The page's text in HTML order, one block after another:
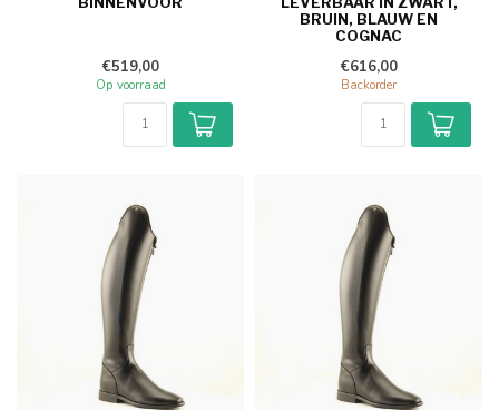
€519,00
Op voorraad
BRUIN, BLAUW EN
COGNAC
€616,00
Backorder